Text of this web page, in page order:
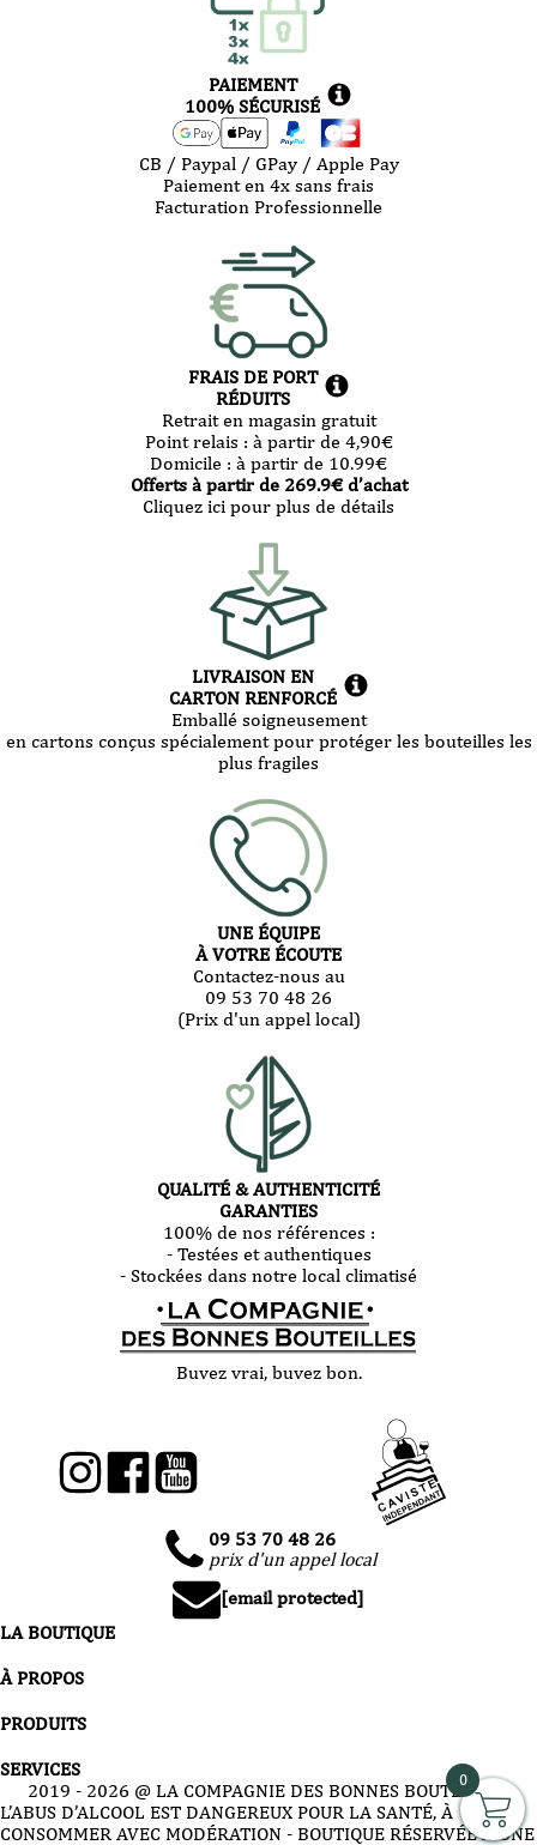
PAIEMENT
100% SÉCURISÉ
CB / Paypal / GPay / Apple Pay
Paiement en 4x sans frais
Facturation Professionnelle
FRAIS DE PORT
RÉDUITS
Retrait en magasin gratuit
Point relais : à partir de 4,90€
Domicile : à partir de 10.99€
Offerts à partir de 269.9€ d’achat
Cliquez ici pour plus de détails
LIVRAISON EN
CARTON RENFORCÉ
Emballé soigneusement
en cartons conçus spécialement pour protéger les bouteilles les
plus fragiles
UNE ÉQUIPE
À VOTRE ÉCOUTE
Contactez-nous au
09 53 70 48 26
(Prix d'un appel local)
QUALITÉ & AUTHENTICITÉ
GARANTIES
100% de nos références :
- Testées et authentiques
- Stockées dans notre local climatisé
Buvez vrai, buvez bon.
09 53 70 48 26
prix d'un appel local
[email protected]
LA BOUTIQUE
À PROPOS
PRODUITS
SERVICES
2019 - 2026 @ LA COMPAGNIE DES BONNES BOUTEILLES
L’ABUS D’ALCOOL EST DANGEREUX POUR LA SANTÉ, À
CONSOMMER AVEC MODÉRATION - BOUTIQUE RÉSERVÉE À UNE
0